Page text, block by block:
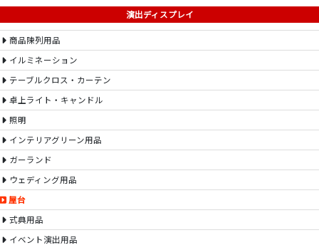
演出ディスプレイ
商品陳列用品
イルミネーション
テーブルクロス・カーテン
卓上ライト・キャンドル
照明
インテリアグリーン用品
ガーランド
ウェディング用品
屋台
式典用品
イベント演出用品